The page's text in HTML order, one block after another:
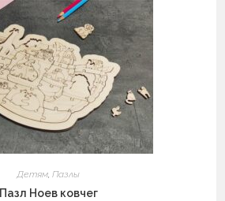
Опции
можно
выбрать
на
странице
товара.
Детям, Пазлы
Пазл Ноев ковчег